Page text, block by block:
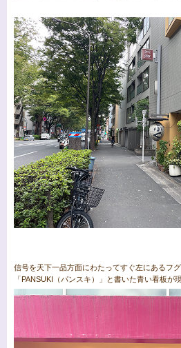
信号を天下一品方面にわたってすぐ左にあるフ
「PANSUKI（パンスキ）」と書いた青い看板が